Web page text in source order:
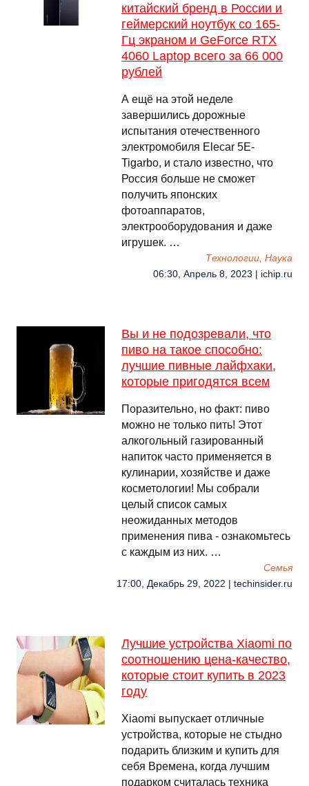
китайский бренд в России и
геймерский ноутбук со 165-
Гц экраном и GeForce RTX
4060 Laptop всего за 66 000
рублей
А ещё на этой неделе
завершились дорожные
испытания отечественного
электромобиля Elecar 5E-
Tigarbo, и стало известно, что
Россия больше не сможет
получить японских
фотоаппаратов,
электрооборудования и даже
игрушек. …
Технологии, Наука
06:30, Апрель 8, 2023 | ichip.ru
Вы и не подозревали, что
пиво на такое способно:
лучшие пивные лайфхаки,
которые пригодятся всем
Поразительно, но факт: пиво
можно не только пить! Этот
алкогольный газированный
напиток часто применяется в
кулинарии, хозяйстве и даже
косметологии! Мы собрали
целый список самых
неожиданных методов
применения пива - ознакомьтесь
с каждым из них. …
Семья
17:00, Декабрь 29, 2022 | techinsider.ru
Лучшие устройства Xiaomi по
соотношению цена-качество,
которые стоит купить в 2023
году
Xiaomi выпускает отличные
устройства, которые не стыдно
подарить близким и купить для
себя Времена, когда лучшим
подарком считалась техника